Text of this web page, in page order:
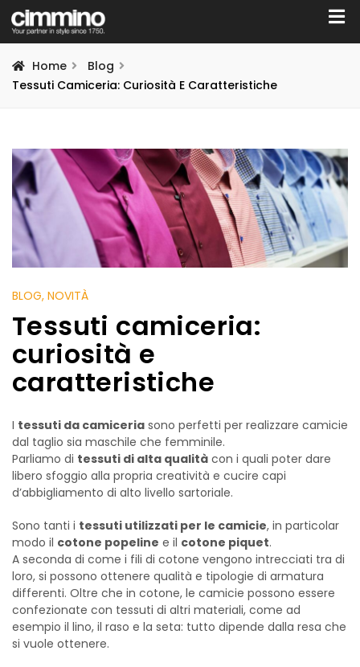
Home
Blog
Tessuti Camiceria: Curiosità E Caratteristiche
BLOG, NOVITÀ
Tessuti camiceria:
curiosità e
caratteristiche
I tessuti da camiceria sono perfetti per realizzare camicie
dal taglio sia maschile che femminile.
Parliamo di tessuti di alta qualità con i quali poter dare
libero sfoggio alla propria creatività e cucire capi
d’abbigliamento di alto livello sartoriale.
Sono tanti i tessuti utilizzati per le camicie, in particolar
modo il cotone popeline e il cotone piquet.
A seconda di come i fili di cotone vengono intrecciati tra di
loro, si possono ottenere qualità e tipologie di armatura
differenti. Oltre che in cotone, le camicie possono essere
confezionate con tessuti di altri materiali, come ad
esempio il lino, il raso e la seta: tutto dipende dalla resa che
si vuole ottenere.